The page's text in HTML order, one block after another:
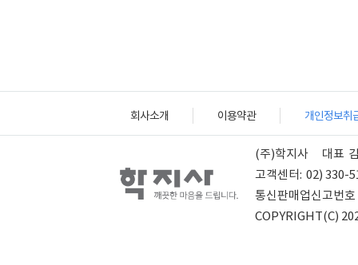
회사소개 이용약관 개인정보취
(주)학지사 대표
고객센터: 02) 330-
통신판매업신고번호
COPYRIGHT(C)